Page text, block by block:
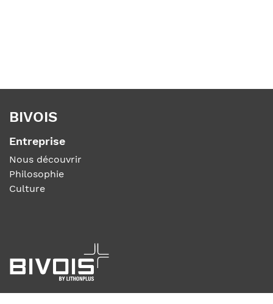
BIVOIS
Entreprise
Nous découvrir
Philosophie
Culture